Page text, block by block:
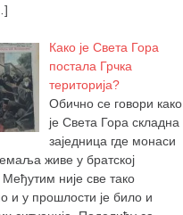
Како је Света Гора
постала Грчка
територија?
Обично се говори како
је Света Гора складна
заједница где монаси
живе у братској
није све тако
и у прошлости је било и